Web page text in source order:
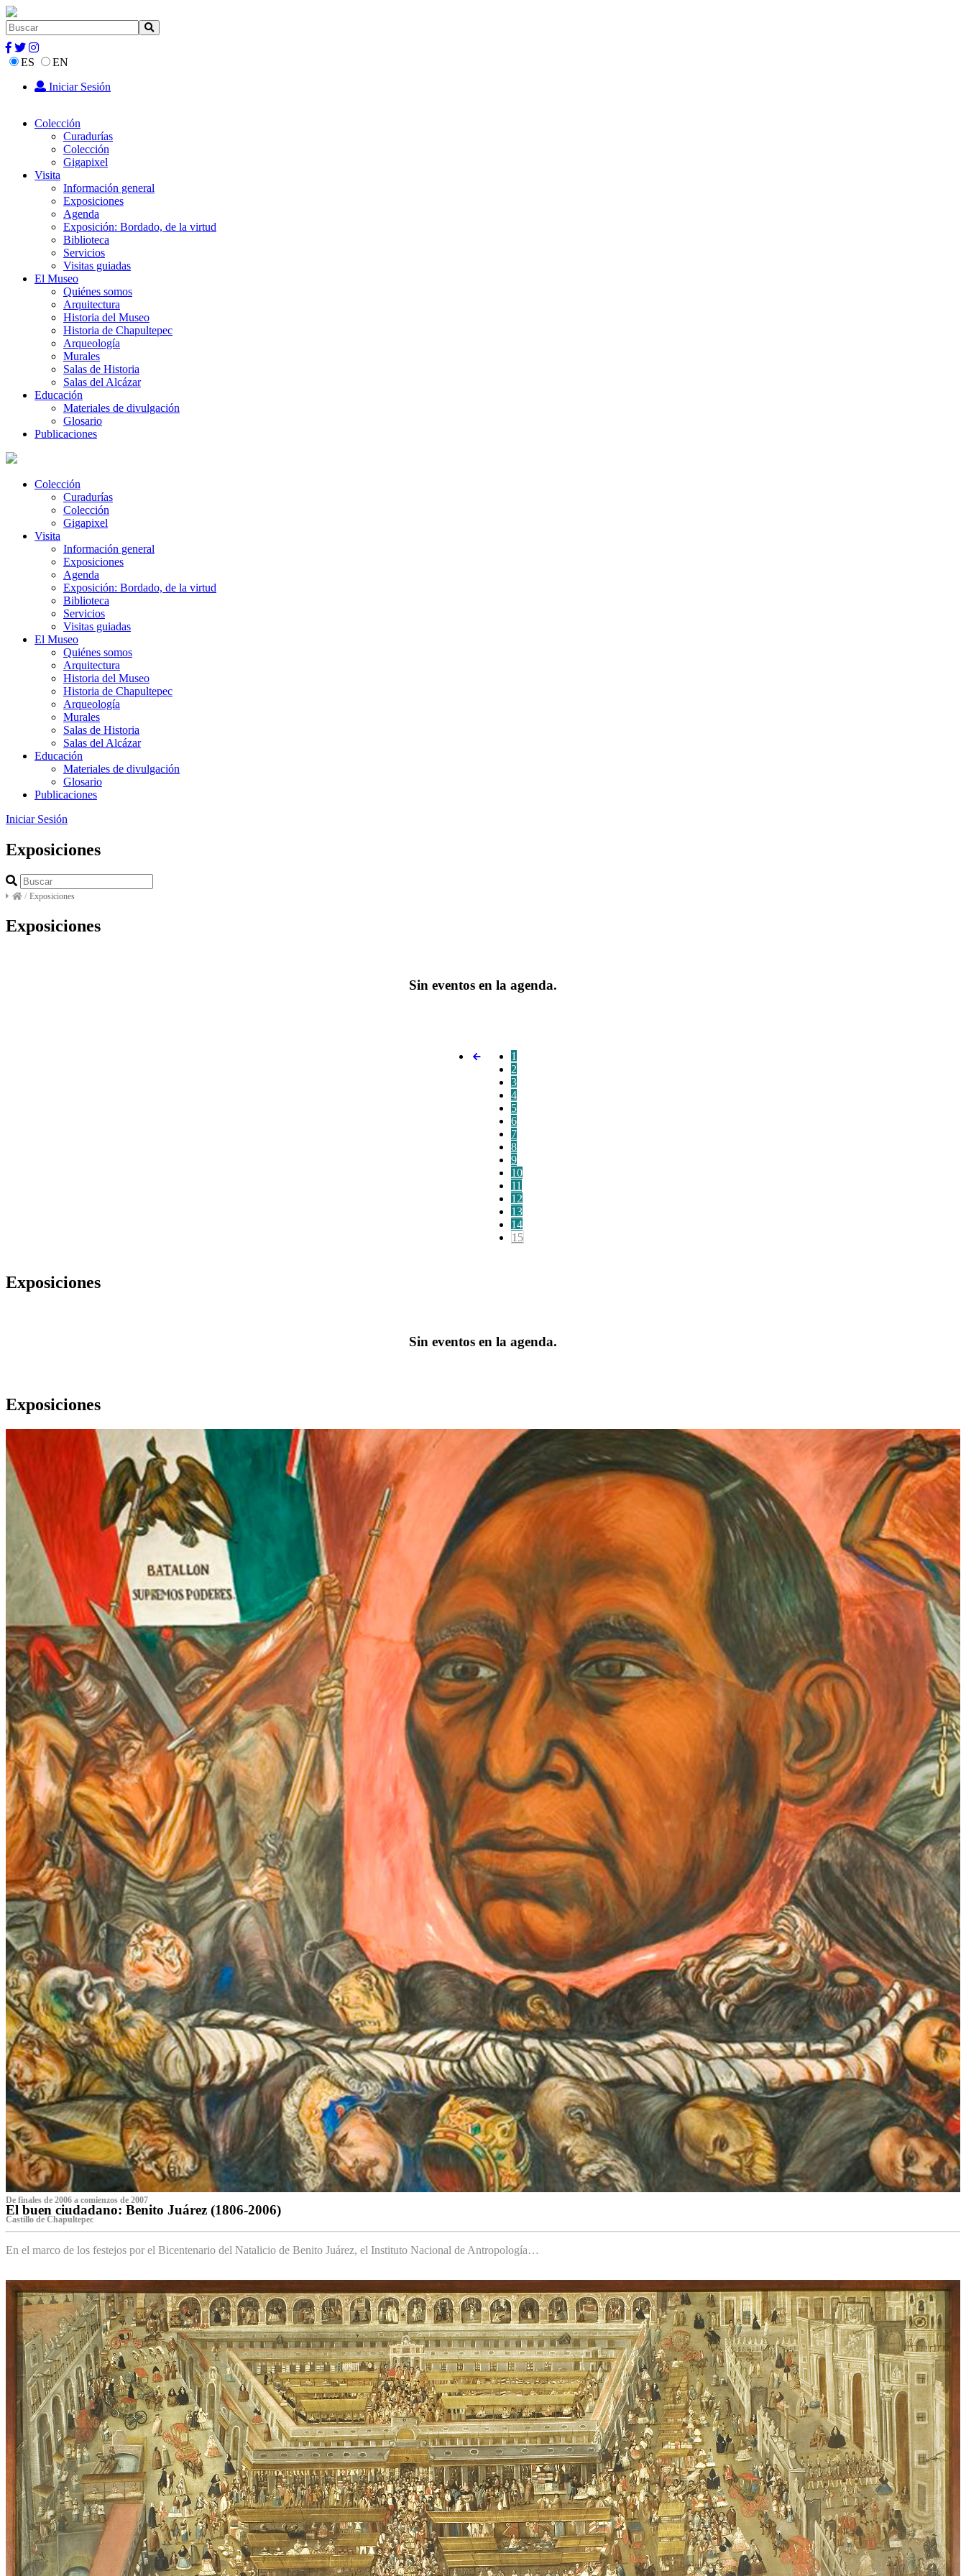
ES
EN
Iniciar Sesión
Colección
Curadurías
Colección
Gigapixel
Visita
Información general
Exposiciones
Agenda
Exposición: Bordado, de la virtud
Biblioteca
Servicios
Visitas guiadas
El Museo
Quiénes somos
Arquitectura
Historia del Museo
Historia de Chapultepec
Arqueología
Murales
Salas de Historia
Salas del Alcázar
Educación
Materiales de divulgación
Glosario
Publicaciones
Colección
Curadurías
Colección
Gigapixel
Visita
Información general
Exposiciones
Agenda
Exposición: Bordado, de la virtud
Biblioteca
Servicios
Visitas guiadas
El Museo
Quiénes somos
Arquitectura
Historia del Museo
Historia de Chapultepec
Arqueología
Murales
Salas de Historia
Salas del Alcázar
Educación
Materiales de divulgación
Glosario
Publicaciones
Iniciar Sesión
Exposiciones
/ Exposiciones
Exposiciones
Sin eventos en la agenda.
1
2
3
4
5
6
7
8
9
10
11
12
13
14
15
Exposiciones
Sin eventos en la agenda.
Exposiciones
De finales de 2006 a comienzos de 2007
El buen ciudadano: Benito Juárez (1806-2006)
Castillo de Chapultepec
En el marco de los festejos por el Bicentenario del Natalicio de Benito Juárez, el Instituto Nacional de Antropología…